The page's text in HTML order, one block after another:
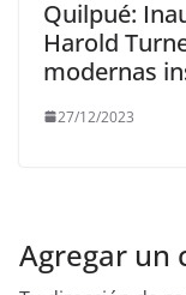
Quilpué:
Harold
modernas
27/12/2023
Agregar un